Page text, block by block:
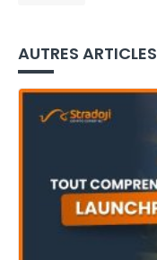
AUTRES ARTICLES